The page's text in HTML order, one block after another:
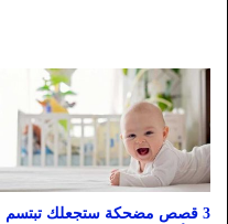
3 قصص مضحكة ستجعلك تبتسم